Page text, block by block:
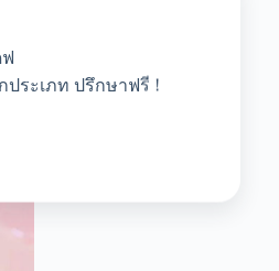
ประเภท ปรึกษาฟรี !